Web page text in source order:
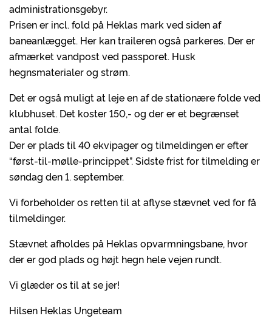
administrationsgebyr.
Prisen er incl. fold på Heklas mark ved siden af
baneanlægget. Her kan traileren også parkeres. Der er
afmærket vandpost ved passporet. Husk
hegnsmaterialer og strøm.
Det er også muligt at leje en af de stationære folde ved
klubhuset. Det koster 150,- og der er et begrænset
antal folde.
Der er plads til 40 ekvipager og tilmeldingen er efter
“først-til-mølle-princippet”. Sidste frist for tilmelding er
søndag den 1. september.
Vi forbeholder os retten til at aflyse stævnet ved for få
tilmeldinger.
Stævnet afholdes på Heklas opvarmningsbane, hvor
der er god plads og højt hegn hele vejen rundt.
Vi glæder os til at se jer!
Hilsen Heklas Ungeteam